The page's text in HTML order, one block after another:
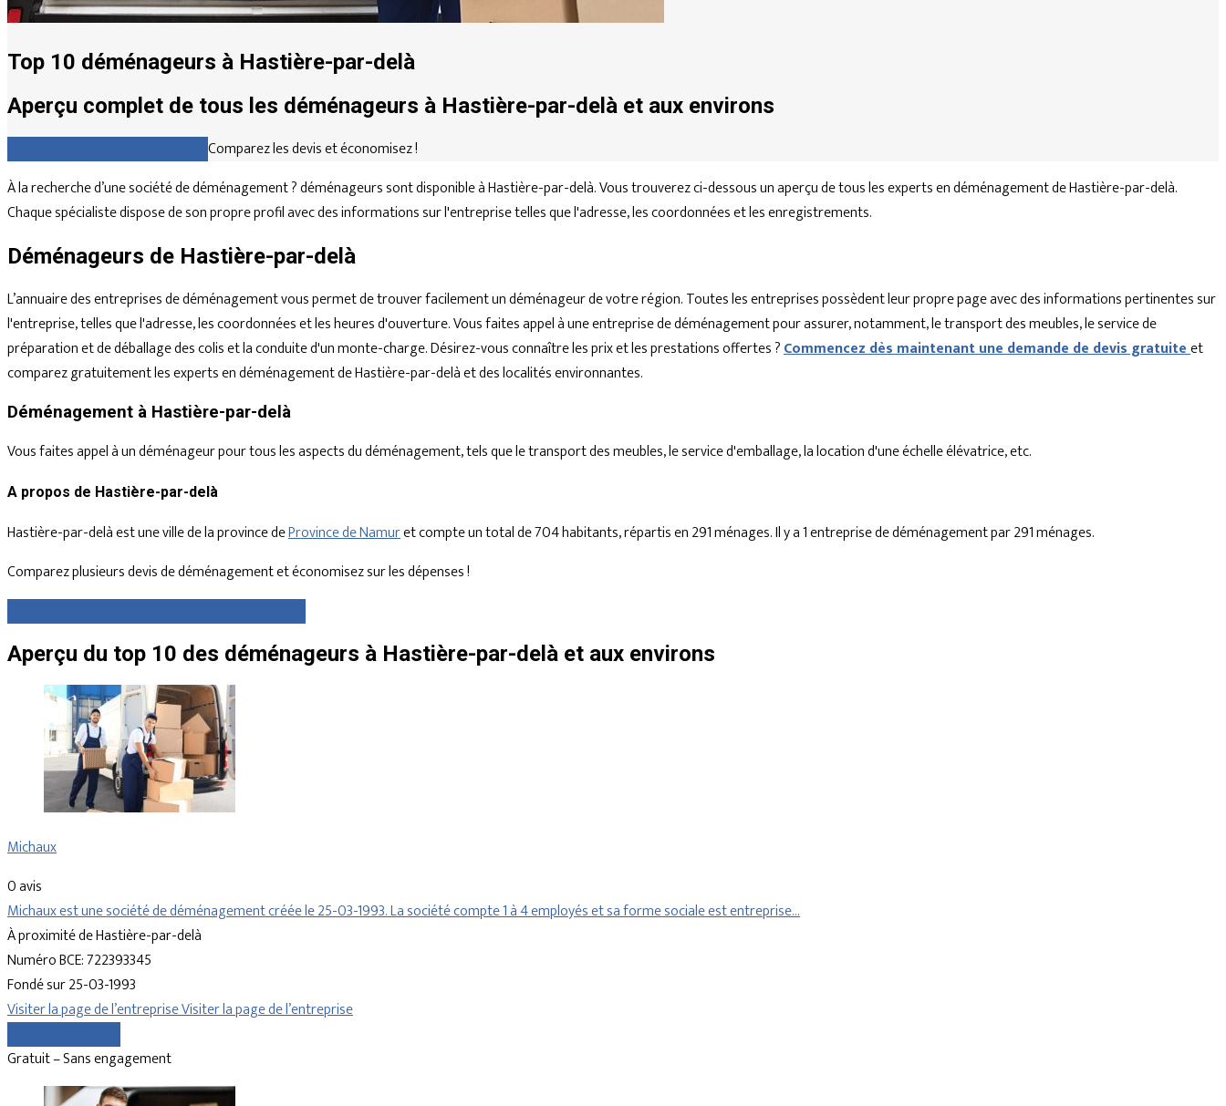
Top 10 déménageurs à Hastière-par-delà
Aperçu complet de tous les déménageurs à Hastière-par-delà et aux environs
Comparez les devis et économisez !
À la recherche d’une société de déménagement ? déménageurs sont disponible à Hastière-par-delà. Vous trouverez ci-dessous un aperçu de tous les experts en déménagement de Hastière-par-delà.
Chaque spécialiste dispose de son propre profil avec des informations sur l'entreprise telles que l'adresse, les coordonnées et les enregistrements.
Déménageurs de Hastière-par-delà
L’annuaire des entreprises de déménagement vous permet de trouver facilement un déménageur de votre région. Toutes les entreprises possèdent leur propre page avec des informations pertinentes sur
l'entreprise, telles que l'adresse, les coordonnées et les heures d'ouverture. Vous faites appel à une entreprise de déménagement pour assurer, notamment, le transport des meubles, le service de
préparation et de déballage des colis et la conduite d'un monte-charge. Désirez-vous connaître les prix et les prestations offertes ?Commencez dès maintenant une demande de devis gratuiteet
comparez gratuitement les experts en déménagement de Hastière-par-delà et des localités environnantes.
Déménagement à Hastière-par-delà
Vous faites appel à un déménageur pour tous les aspects du déménagement, tels que le transport des meubles, le service d'emballage, la location d'une échelle élévatrice, etc.
A propos de Hastière-par-delà
Hastière-par-delà est une ville de la province deProvince de Namuret compte un total de 704 habitants, répartis en 291 ménages. Il y a 1 entreprise de déménagement par 291 ménages.
Comparez plusieurs devis de déménagement et économisez sur les dépenses !
Aperçu du top 10 des déménageurs à Hastière-par-delà et aux environs
Michaux
0 avis
Michaux est une société de déménagement créée le 25-03-1993. La société compte 1 à 4 employés et sa forme sociale est entreprise…
À proximité de Hastière-par-delà
Numéro BCE: 722393345
Fondé sur 25-03-1993
Visiter la page de l’entrepriseVisiter la page de l’entreprise
Gratuit – Sans engagement